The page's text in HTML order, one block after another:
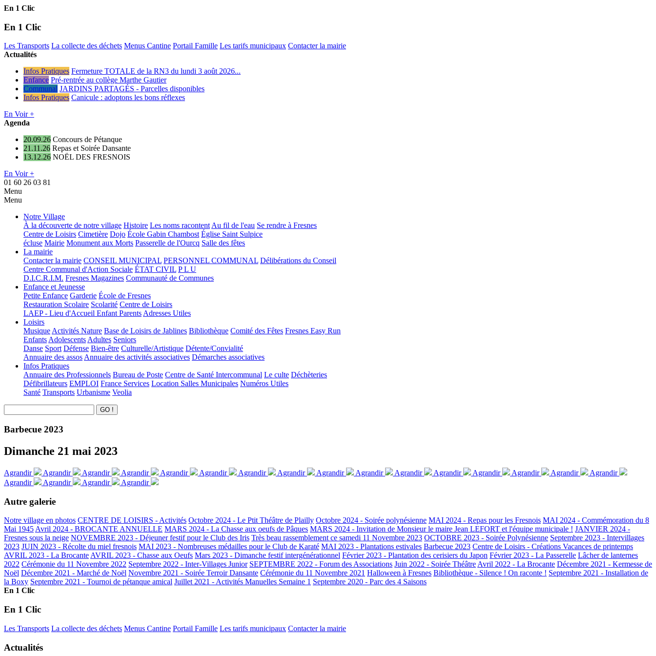
En 1 Clic
En 1 Clic
Les Transports La collecte des déchets Menus Cantine Portail Famille Les tarifs municipaux Contacter la mairie
Actualités
Infos Pratiques Fermeture TOTALE de la RN3 du lundi 3 août 2026...
Enfance Pré-rentrée au collège Marthe Gautier
Communal JARDINS PARTAGÉS - Parcelles disponibles
Infos Pratiques Canicule : adoptons les bons réflexes
En Voir +
Agenda
20.09.26 Concours de Pétanque
21.11.26 Repas et Soirée Dansante
13.12.26 NOËL DES FRESNOIS
En Voir +
01 60 26 03 81
Menu
Menu
Notre Village
À la découverte de notre village Histoire Les noms racontentAu fil de l'eau Se rendre à Fresnes
Centre de Loisirs Cimetière Dojo École Gabin Chambost Église Saint Sulpice
écluse Mairie Monument aux Morts Passerelle de l'Ourcq Salle des fêtes
La mairie
Contacter la mairie CONSEIL MUNICIPAL PERSONNEL COMMUNAL Délibérations du Conseil
Centre Communal d'Action Sociale ÉTAT CIVIL P L U
D.I.C.R.I.M. Fresnes Magazines Communauté de Communes
Enfance et Jeunesse
Petite Enfance Garderie École de Fresnes
Restauration Scolaire Scolarité Centre de Loisirs
LAEP - Lieu d'Accueil Enfant ParentsAdresses Utiles
Loisirs
MusiqueActivités Nature Base de Loisirs de Jablines Bibliothèque Comité des Fêtes Fresnes Easy Run
EnfantsAdolescentsAdultes Seniors
Danse Sport Défense Bien-être Culturelle/Artistique Détente/Convialité
Annuaire des assosAnnuaire des activités associatives Démarches associatives
Infos Pratiques
Annuaire des Professionnels Bureau de Poste Centre de Santé Intercommunal Le culte Déchèteries
Défibrillateurs EMPLOI France Services Location Salles Municipales Numéros Utiles
Santé Transports Urbanisme Veolia
Barbecue 2023
Dimanche 21 mai 2023
Agrandir Agrandir Agrandir Agrandir Agrandir Agrandir Agrandir Agrandir Agrandir Agrandir Agrandir Agrandir Agrandir Agrandir Agrandir
Agrandir
Agrandir
Agrandir Agrandir Agrandir
Autre galerie
Notre village en photos CENTRE DE LOISIRS - Activités Octobre 2024 - Le Ptit Théâtre de Plailly Octobre 2024 - Soirée polynésienne MAI 2024 - Repas pour les Fresnois MAI 2024 - Commémoration du 8
Mai 1945Avril 2024 - BROCANTE ANNUELLE MARS 2024 - La Chasse aux oeufs de Pâques MARS 2024 - Invitation de Monsieur le maire Jean LEFORT et l'équipe municipale ! JANVIER 2024 -
Fresnes sous la neige NOVEMBRE 2023 - Déjeuner festif pour le Club des Iris Très beau rassemblement ce samedi 11 Novembre 2023 OCTOBRE 2023 - Soirée Polynésienne Septembre 2023 - Intervillages
2023 JUIN 2023 - Récolte du miel fresnois MAI 2023 - Nombreuses médailles pour le Club de Karaté MAI 2023 - Plantations estivales Barbecue 2023 Centre de Loisirs - Créations Vacances de printemps
AVRIL 2023 - La BrocanteAVRIL 2023 - Chasse aux Oeufs Mars 2023 - Dimanche festif intergénérationnel Février 2023 - Plantation des cerisiers du Japon Février 2023 - La Passerelle Lâcher de lanternes
2022 Cérémonie du 11 Novembre 2022 Septembre 2022 - Inter-Villages Junior SEPTEMBRE 2022 - Forum des Associations Juin 2022 - Soirée ThéâtreAvril 2022 - La Brocante Décembre 2021 - Kermesse de
Noël Décembre 2021 - Marché de Noël Novembre 2021 - Soirée Terroir Dansante Cérémonie du 11 Novembre 2021 Halloween à Fresnes Bibliothèque - Silence ! On raconte ! Septembre 2021 - Installation de
la Boxy Septembre 2021 - Tournoi de pétanque amical Juillet 2021 - Activités Manuelles Semaine 1 Septembre 2020 - Parc des 4 Saisons
En 1 Clic
En 1 Clic
Les Transports La collecte des déchets Menus Cantine Portail Famille Les tarifs municipaux Contacter la mairie
Actualités